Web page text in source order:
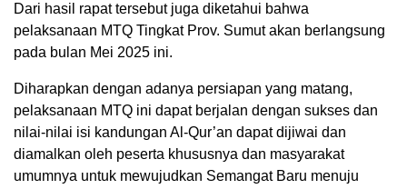
Dari hasil rapat tersebut juga diketahui bahwa
pelaksanaan MTQ Tingkat Prov. Sumut akan berlangsung
pada bulan Mei 2025 ini.
Diharapkan dengan adanya persiapan yang matang,
pelaksanaan MTQ ini dapat berjalan dengan sukses dan
nilai-nilai isi kandungan Al-Qur’an dapat dijiwai dan
diamalkan oleh peserta khususnya dan masyarakat
umumnya untuk mewujudkan Semangat Baru menuju